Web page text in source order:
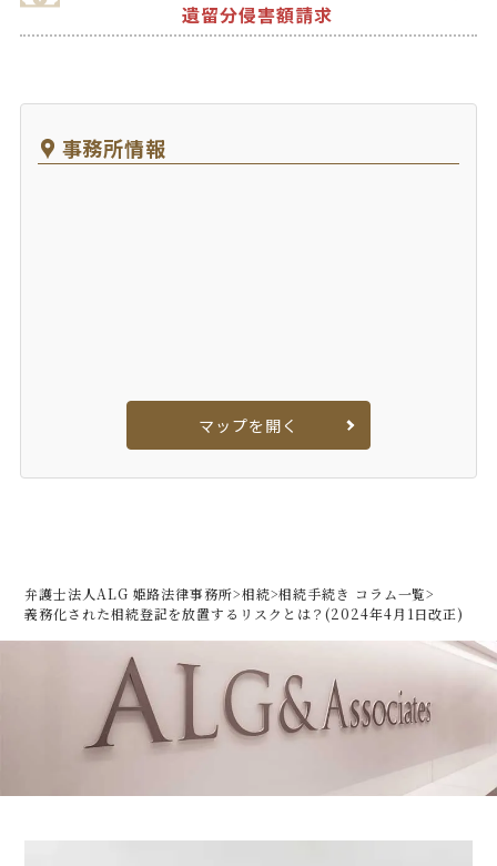
遺留分侵害額請求
事務所情報
マップを開く
弁護士法人ALG 姫路法律事務所>相続>相続手続き コラム一覧>
義務化された相続登記を放置するリスクとは？(2024年4月1日改正)